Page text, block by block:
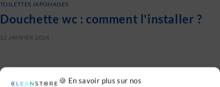
🍪 En savoir plus sur nos
TOILETTES JAPONAISES
Douchette wc : comment l'installer ?
12 JANVIER 2024